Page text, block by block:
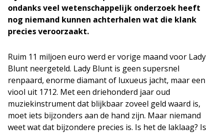
ondanks veel wetenschappelijk onderzoek heeft
nog niemand kunnen achterhalen wat die klank
precies veroorzaakt.
Ruim 11 miljoen euro werd er vorige maand voor Lady
Blunt neergeteld. Lady Blunt is geen supersnel
renpaard, enorme diamant of luxueus jacht, maar een
viool uit 1712. Met een driehonderd jaar oud
muziekinstrument dat blijkbaar zoveel geld waard is,
moet iets bijzonders aan de hand zijn. Maar niemand
weet wat dat bijzondere precies is. Is het de laklaag? Is